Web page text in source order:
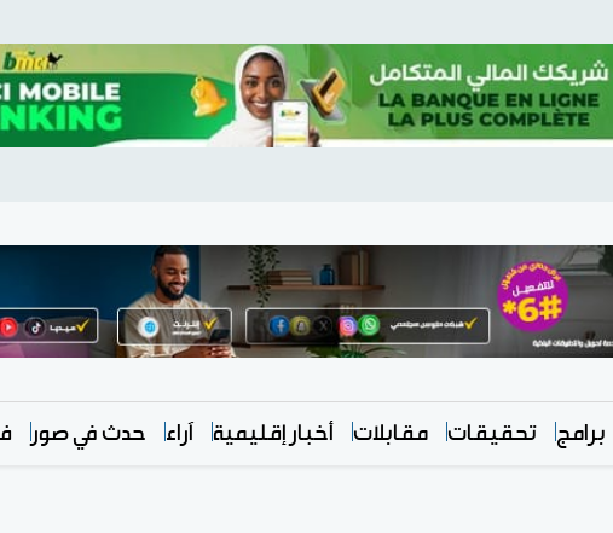
برامج تحقيقات مقابلات أخبار إقليمية آراء حدث في صور